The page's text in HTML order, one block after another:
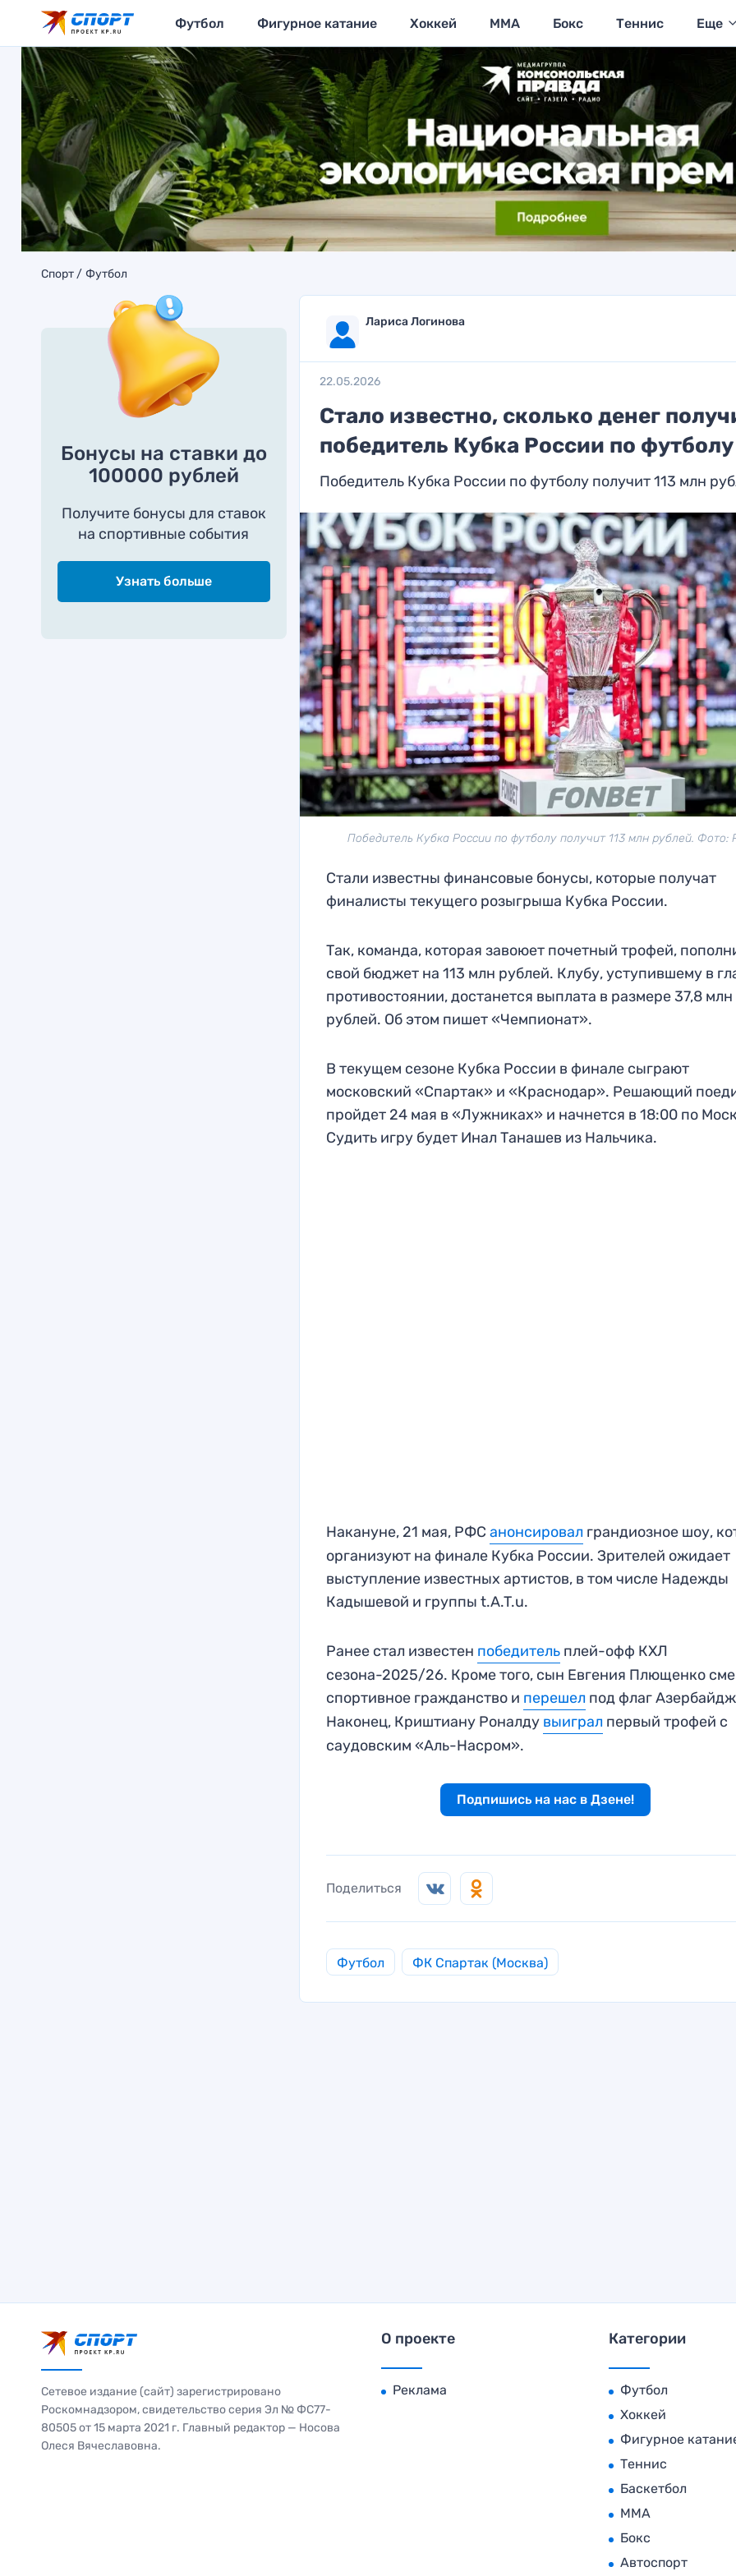
Футбол Фигурное катание Хоккей MMA Бокс Теннис Еще
Спорт Футбол
Бонусы на ставки до
100000 рублей
Получите бонусы для ставок
на спортивные события
Узнать больше
Лариса Логинова
22.05.2026
Стало известно, сколько денег
победитель Кубка России по футболу
Победитель Кубка России по футболу получит 113 млн
Победитель Кубка России по футболу получит 113 млн рублей. Фото:
Стали известны финансовые бонусы, которые получат
финалисты текущего розыгрыша Кубка России.
Так, команда, которая завоюет почетный трофей,
свой бюджет на 113 млн рублей. Клубу, уступившему в
противостоянии, достанется выплата в размере 37,8 млн
рублей. Об этом пишет «Чемпионат».
В текущем сезоне Кубка России в финале сыграют
московский «Спартак» и «Краснодар». Решающий
пройдет 24 мая в «Лужниках» и начнется в 18:00 по
Судить игру будет Инал Танашев из Нальчика.
Накануне, 21 мая, РФСанонсировал грандиозное шоу,
организуют на финале Кубка России. Зрителей ожидает
выступление известных артистов, в том числе Надежды
Кадышевой и группы t.A.T.u.
Ранее стал известен победитель плей-офф КХЛ
сезона-2025/26. Кроме того, сын Евгения Плющенко
спортивное гражданство и перешел под флаг
Наконец, Криштиану Роналду выиграл первый трофей с
саудовским «Аль-Насром».
Подпишись на нас в Дзене!
Поделиться
Футбол ФК Спартак (Москва)
Сетевое издание (сайт) зарегистрировано
Роскомнадзором, свидетельство серия Эл № ФС77-
80505 от 15 марта 2021 г. Главный редактор — Носова
Олеся Вячеславовна.
О проекте
Реклама
Категории
Футбол
Хоккей
Фигурное
Теннис
Баскетбол
MMA
Бокс
Автоспорт